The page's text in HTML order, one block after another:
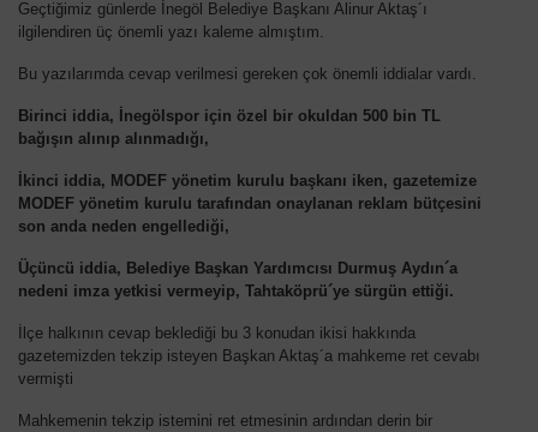
Geçtiğimiz günlerde İnegöl Belediye Başkanı Alinur Aktaş´ı
ilgilendiren üç önemli yazı kaleme almıştım.
Bu yazılarımda cevap verilmesi gereken çok önemli iddialar vardı.
Birinci iddia, İnegölspor için özel bir okuldan 500 bin TL
bağışın alınıp alınmadığı,
İkinci iddia, MODEF yönetim kurulu başkanı iken, gazetemize
MODEF yönetim kurulu tarafından onaylanan reklam bütçesini
son anda neden engellediği,
Üçüncü iddia, Belediye Başkan Yardımcısı Durmuş Aydın´a
nedeni imza yetkisi vermeyip, Tahtaköprü´ye sürgün ettiği.
İlçe halkının cevap beklediği bu 3 konudan ikisi hakkında
gazetemizden tekzip isteyen Başkan Aktaş´a mahkeme ret cevabı
vermişti
Mahkemenin tekzip istemini ret etmesinin ardından derin bir